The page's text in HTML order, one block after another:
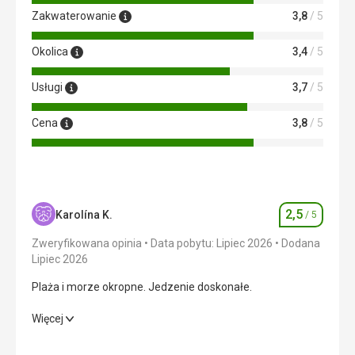
płacić dodatkowo by w pełni korzystać z nich. Np. Koncert
w barze na plaży płatny, white party- trzeba opłacić
butelkę wina. Bingo wieczorne- płatne. Bar na plaży jest
też płatny!
Zakwaterowanie 3,8/ 5
Okolica 3,4/ 5
Usługi 3,7/ 5
Cena 3,8/ 5
Karolína K. Ocena
2,5 / 5
Zweryfikowana opinia Data pobytu: Lipiec 2026
Dodana
Lipiec 2026
Plaża i morze okropne. Jedzenie doskonałe.
Plaża i morze okropne. Jedzenie doskonałe.
Więcej